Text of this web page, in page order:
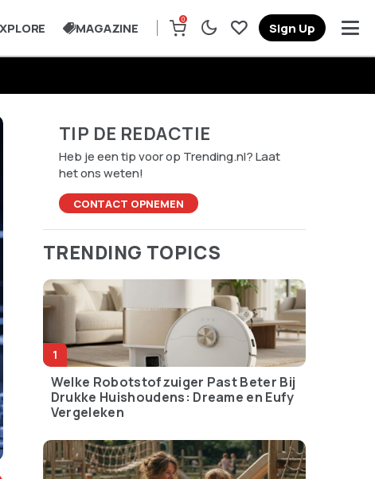
MAGAZINE
0
Sign Up
TIP DE REDACTIE
Heb je een tip voor op Trending.nl? Laat
het ons weten!
CONTACT OPNEMEN
TRENDING TOPICS
Welke Robotstofzuiger Past Beter Bij
Drukke Huishoudens: Dreame en Eufy
Vergeleken